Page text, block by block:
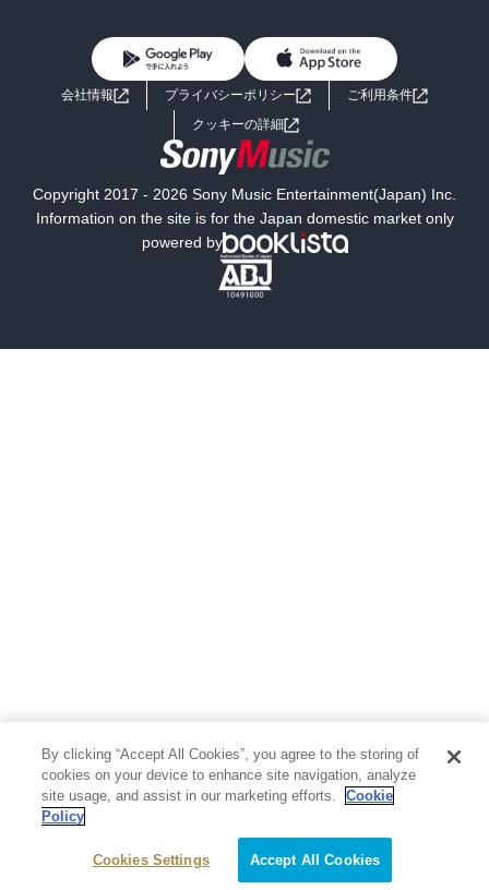
ライトノベル 男子向けラノベ
小説
海外小説
ミステリー SF
文学
芸術・アート 映画・音楽・演劇
写真集 教養
医学・福祉
よくあるご質問 お問い合わせ
会社情報 プライバシーポリシー
ご利用条件
クッキーの詳細
Copyright 2017 - 2026 Sony Music Entertainment(Japan) Inc.
Information on the site is for the Japan domestic market only
powered by
By clicking “Accept All Cookies”, you agree to the storing of
cookies on your device to enhance site navigation, analyze
site usage, and assist in our marketing efforts.
Cookie
Policy
Cookies Settings Accept All Cookies